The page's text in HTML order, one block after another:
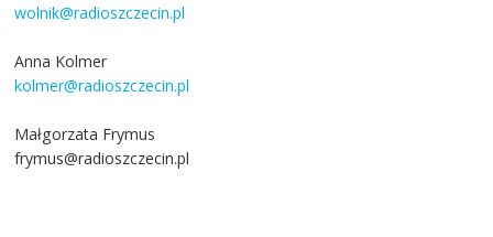
wolnik@radioszczecin.pl
Anna Kolmer
kolmer@radioszczecin.pl
Małgorzata Frymus
frymus@radioszczecin.pl